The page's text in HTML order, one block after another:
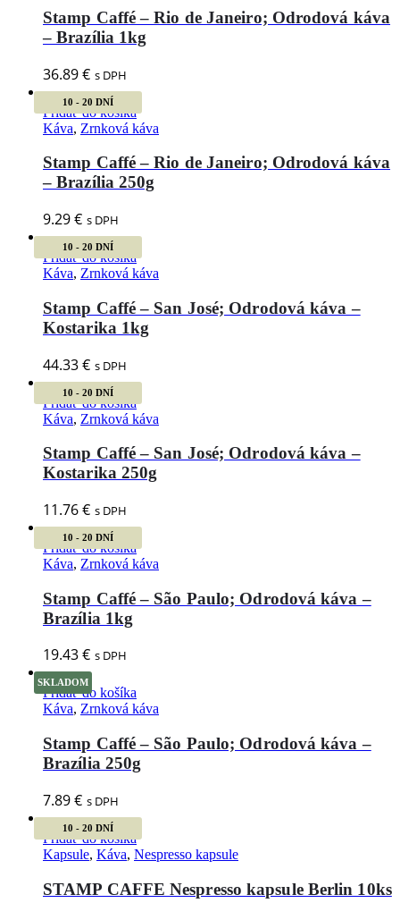
Stamp Caffé – Rio de Janeiro; Odrodová káva
– Brazília 1kg
36.89€ s DPH
10 - 20 DNÍ
Pridať do košíka
Káva, Zrnková káva
Stamp Caffé – Rio de Janeiro; Odrodová káva
– Brazília 250g
9.29€ s DPH
10 - 20 DNÍ
Pridať do košíka
Káva, Zrnková káva
Stamp Caffé – San José; Odrodová káva –
Kostarika 1kg
44.33€ s DPH
10 - 20 DNÍ
Pridať do košíka
Káva, Zrnková káva
Stamp Caffé – San José; Odrodová káva –
Kostarika 250g
11.76€ s DPH
10 - 20 DNÍ
Pridať do košíka
Káva, Zrnková káva
Stamp Caffé – São Paulo; Odrodová káva –
Brazília 1kg
19.43€ s DPH
SKLADOM
Pridať do košíka
Káva, Zrnková káva
Stamp Caffé – São Paulo; Odrodová káva –
Brazília 250g
7.89€ s DPH
10 - 20 DNÍ
Pridať do košíka
Kapsule, Káva, Nespresso kapsule
STAMP CAFFE Nespresso kapsule Berlin 10ks